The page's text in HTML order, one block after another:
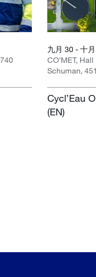
九月 30 - 十
CO’MET,
Schuman,
Cycl’Eau
(EN)